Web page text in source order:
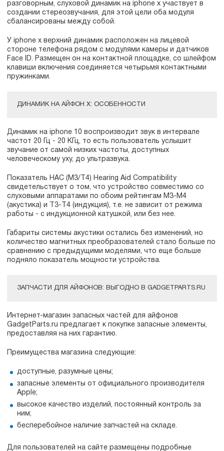
разговорным, слуховой динамик на iphone x участвует в
создании стереозвучания, для этой цели оба модуля
сбалансированы между собой.
У iphone x верхний динамик расположен на лицевой
стороне телефона рядом с модулями камеры и датчиков
Face ID. Размещен он на контактной площадке, со шлейфом
клавиши включения соединяется четырьмя контактными
пружинками.
ДИНАМИК НА АЙФОН X: ОСОБЕННОСТИ
Динамик на iphone 10 воспроизводит звук в интервале
частот 20 Гц - 20 КГц, то есть пользователь услышит
звучание от самой низких частоты, доступных
человеческому уху, до ультразвука.
Показатель HAC (M3/T4) Hearing Aid Compatibility
свидетельствует о том, что устройство совместимо со
слуховыми аппаратами по обоим рейтингам M3-M4
(акустика) и T3-T4 (индукция), т.е. не зависит от режима
работы - с индукционной катушкой, или без нее.
Габариты системы акустики остались без изменений, но
количество магнитных преобразователей стало больше по
сравнению с предыдущими моделями, что еще больше
подняло показатель мощности устройства.
ЗАПЧАСТИ ДЛЯ АЙФОНОВ: ВЫГОДНО В GADGETPARTS.RU
Интернет-магазин запасных частей для айфонов
GadgetParts.ru предлагает к покупке запасные элементы,
предоставляя на них гарантию.
Преимущества магазина следующие:
доступные, разумные цены;
запасные элементы от официального производителя
Apple;
высокое качество изделий, постоянный контроль за
ним;
бесперебойное наличие запчастей на складе.
Для пользователей на сайте размещены подробные